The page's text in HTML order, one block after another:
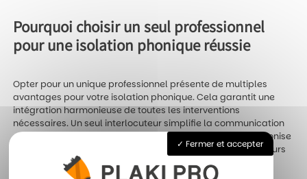
Pourquoi choisir un seul professionnel
pour une isolation phonique réussie
Opter pour un unique professionnel présente de multiples
avantages pour votre isolation phonique. Cela garantit une
intégration harmonieuse de toutes les interventions
nécessaires. Un seul interlocuteur simplifie la communication
et évite les confusions. Il suit l’ensemble du projet et harmonise
les différentes étapes d’installation. Cela minimise les erreurs
et maximise l’efficacité de l’isolation acoustique.
Fermer et accepter